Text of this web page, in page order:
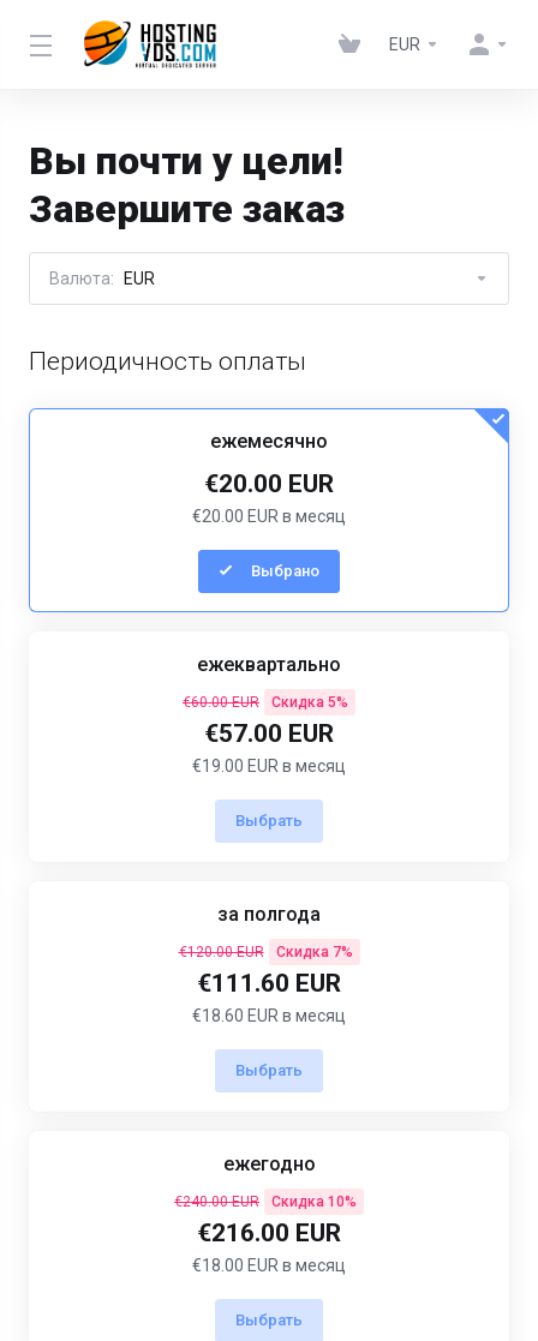
EUR
Вы почти у цели!
Завершите заказ
Валюта: EUR
Периодичность оплаты
ежемесячно
€20.00 EUR
€20.00 EUR в месяц
Выбрано
ежеквартально
€60.00 EUR Скидка 5%
€57.00 EUR
€19.00 EUR в месяц
Выбрать
за полгода
€120.00 EUR Скидка 7%
€111.60 EUR
€18.60 EUR в месяц
Выбрать
ежегодно
€240.00 EUR Скидка 10%
€216.00 EUR
€18.00 EUR в месяц
Выбрать